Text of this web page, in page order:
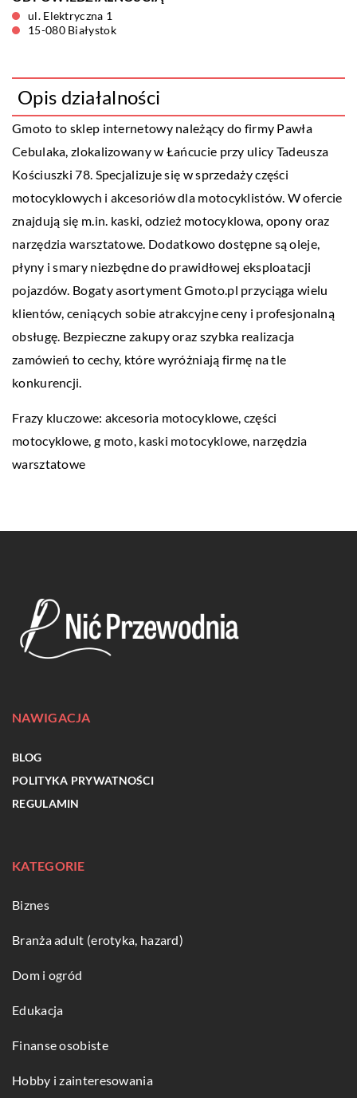
ul. Elektryczna 1
15-080 Białystok
Opis działalności
Gmoto to sklep internetowy należący do firmy Pawła
Cebulaka, zlokalizowany w Łańcucie przy ulicy Tadeusza
Kościuszki 78. Specjalizuje się w sprzedaży części
motocyklowych i akcesoriów dla motocyklistów. W ofercie
znajdują się m.in. kaski, odzież motocyklowa, opony oraz
narzędzia warsztatowe. Dodatkowo dostępne są oleje,
płyny i smary niezbędne do prawidłowej eksploatacji
pojazdów. Bogaty asortyment Gmoto.pl przyciąga wielu
klientów, ceniących sobie atrakcyjne ceny i profesjonalną
obsługę. Bezpieczne zakupy oraz szybka realizacja
zamówień to cechy, które wyróżniają firmę na tle
konkurencji.
Frazy kluczowe: akcesoria motocyklowe, części
motocyklowe, g moto, kaski motocyklowe, narzędzia
warsztatowe
NAWIGACJA
BLOG
POLITYKA PRYWATNOŚCI
REGULAMIN
KATEGORIE
Biznes
Branża adult (erotyka, hazard)
Dom i ogród
Edukacja
Finanse osobiste
Hobby i zainteresowania